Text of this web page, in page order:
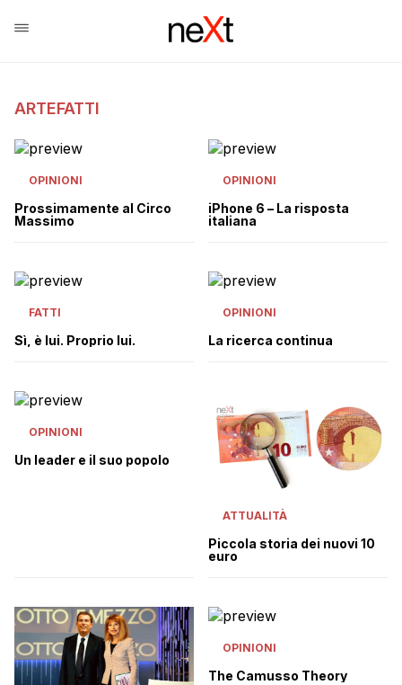
ARTEFATTI
OPINIONI
Prossimamente al Circo
Massimo
OPINIONI
iPhone 6 – La risposta
italiana
FATTI
Sì, è lui. Proprio lui.
OPINIONI
La ricerca continua
OPINIONI
Un leader e il suo popolo
ATTUALITÀ
Piccola storia dei nuovi 10
euro
OPINIONI
The Camusso Theory